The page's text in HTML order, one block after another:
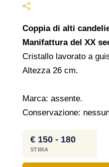
Coppia di alti
Manifattura del XX
Cristallo lavorato a
Altezza 26 cm.
Marca: assente.
Conservazione:
€ 150 - 180
STIMA